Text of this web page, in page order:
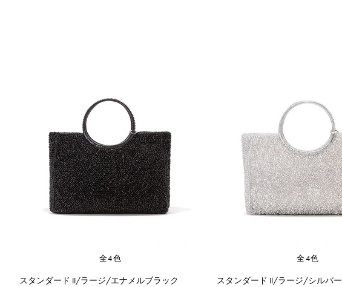
全4色
スタンダード II/ラージ/エナメルブラック
全4色
スタンダード II/ラージ/シルバー